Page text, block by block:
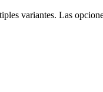
variantes. Las